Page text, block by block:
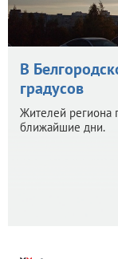
В
градусов
Жителей региона
ближайшие дни.